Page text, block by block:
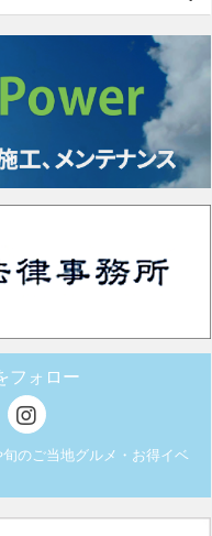
フォロー
のご当地グルメ・お得イベ